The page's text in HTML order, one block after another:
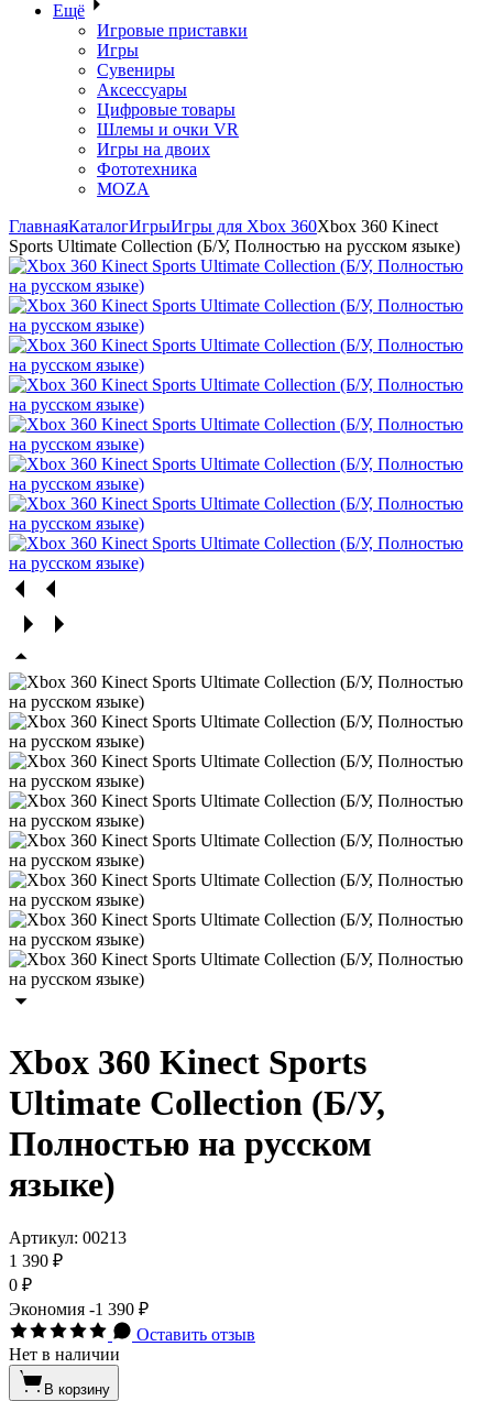
Ещё
Игровые приставки
Игры
Сувениры
Аксессуары
Цифровые товары
Шлемы и очки VR
Игры на двоих
Фототехника
MOZA
ГлавнаяКаталогИгрыИгры для Xbox 360Xbox 360 Kinect
Sports Ultimate Collection (Б/У, Полностью на русском языке)
Xbox 360 Kinect Sports
Ultimate Collection (Б/У,
Полностью на русском
языке)
Артикул: 00213
1 390 ₽
0 ₽
Экономия -1 390 ₽
Оставить отзыв
Нет в наличии
В корзину